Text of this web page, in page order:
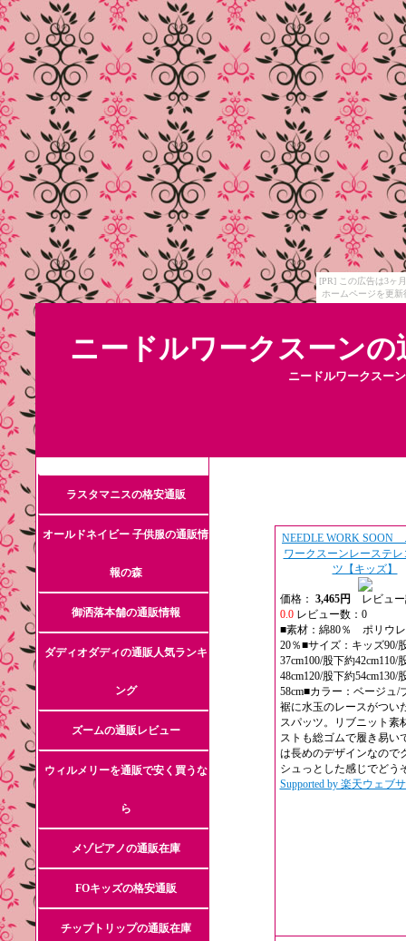
[PR] この広告は3ヶ
ホームページを更
ニードルワークスーンの
ニードルワークスー
NEEDLE WORK SOON
ワークスーンレーステレ
ツ【キッズ】
価格： 3,465円
レビュー
0.0レビュー数：0
■素材：綿80％ ポリウ
20％■サイズ：キッズ90/
37cm100/股下約42cm110/
48cm120/股下約54cm130/
58cm■カラー：ベージュ/
裾に水玉のレースがつい
スパッツ。リブニット素
ストも総ゴムで履き易い
は長めのデザインなので
シュっとした感じでどう
Supported by 楽天ウェブ
ラスタマニスの格安通販
オールドネイビー 子供服の通販情
報の森
御洒落本舗の通販情報
ダディオダディの通販人気ランキ
ング
ズームの通販レビュー
ウィルメリーを通販で安く買うな
ら
メゾピアノの通販在庫
FOキッズの格安通販
チップトリップの通販在庫